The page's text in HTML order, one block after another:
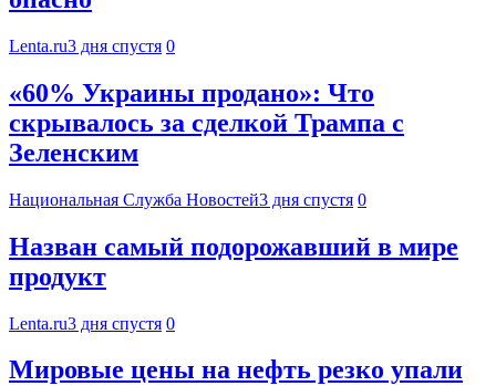
Lenta.ru3 дня спустя 0
«60% Украины продано»: Что
скрывалось за сделкой Трампа с
Зеленским
Национальная Служба Новостей3 дня спустя 0
Назван самый подорожавший в мире
продукт
Lenta.ru3 дня спустя 0
Мировые цены на нефть резко упали